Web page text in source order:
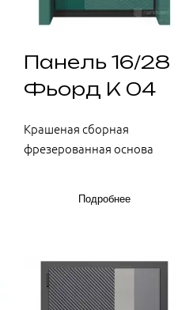
Панель 16/28
Фьорд К 04
Крашеная сборная
фрезерованная основа
Подробнее